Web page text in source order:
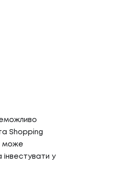
Shopping
може
інвестувати у